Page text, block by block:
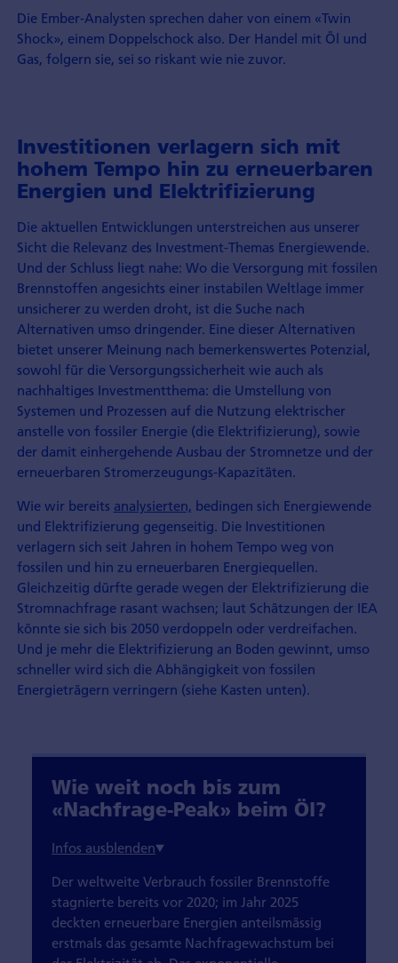
Die Ember-Analysten sprechen daher von einem «Twin
Shock», einem Doppelschock also. Der Handel mit Öl und
Gas, folgern sie, sei so riskant wie nie zuvor.
Investitionen verlagern sich mit
hohem Tempo hin zu erneuerbaren
Energien und Elektrifizierung
Die aktuellen Entwicklungen unterstreichen aus unserer
Sicht die Relevanz des Investment-Themas Energiewende.
Und der Schluss liegt nahe: Wo die Versorgung mit fossilen
Brennstoffen angesichts einer instabilen Weltlage immer
unsicherer zu werden droht, ist die Suche nach
Alternativen umso dringender. Eine dieser Alternativen
bietet unserer Meinung nach bemerkenswertes Potenzial,
sowohl für die Versorgungssicherheit wie auch als
nachhaltiges Investmentthema: die Umstellung von
Systemen und Prozessen auf die Nutzung elektrischer
anstelle von fossiler Energie (die Elektrifizierung), sowie
der damit einhergehende Ausbau der Stromnetze und der
erneuerbaren Stromerzeugungs-Kapazitäten.
Wie wir bereits analysierten, bedingen sich Energiewende
und Elektrifizierung gegenseitig. Die Investitionen
verlagern sich seit Jahren in hohem Tempo weg von
fossilen und hin zu erneuerbaren Energiequellen.
Gleichzeitig dürfte gerade wegen der Elektrifizierung die
Stromnachfrage rasant wachsen; laut Schätzungen der IEA
könnte sie sich bis 2050 verdoppeln oder verdreifachen.
Und je mehr die Elektrifizierung an Boden gewinnt, umso
schneller wird sich die Abhängigkeit von fossilen
Energieträgern verringern (siehe Kasten unten).
Wie weit noch bis zum
«Nachfrage-Peak» beim Öl?
Der weltweite Verbrauch fossiler Brennstoffe
stagnierte bereits vor 2020; im Jahr 2025
deckten erneuerbare Energien anteilsmässig
erstmals das gesamte Nachfragewachstum bei